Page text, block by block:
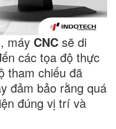
máy CNC sẽ di
các tọa độ thực
tham chiếu đã
đảm bảo rằng quá
đúng vị trí và